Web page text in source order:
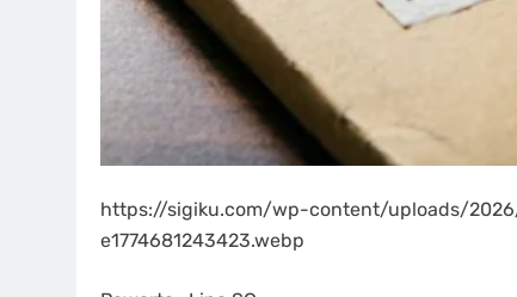
https://sigiku.com/wp-content/uploads/
e1774681243423.webp